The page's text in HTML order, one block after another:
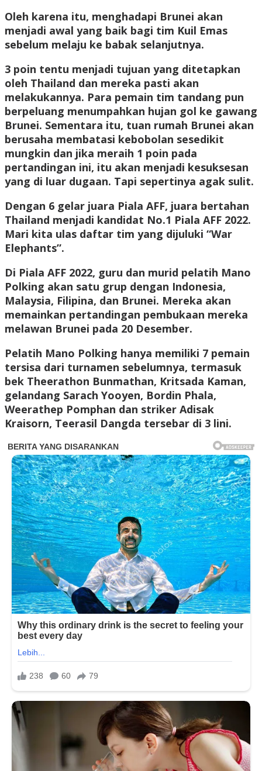
Oleh karena itu, menghadapi Brunei akan
menjadi awal yang baik bagi tim Kuil Emas
sebelum melaju ke babak selanjutnya.
3 poin tentu menjadi tujuan yang ditetapkan
oleh Thailand dan mereka pasti akan
melakukannya. Para pemain tim tandang pun
berpeluang menumpahkan hujan gol ke gawang
Brunei. Sementara itu, tuan rumah Brunei akan
berusaha membatasi kebobolan sesedikit
mungkin dan jika meraih 1 poin pada
pertandingan ini, itu akan menjadi kesuksesan
yang di luar dugaan. Tapi sepertinya agak sulit.
Dengan 6 gelar juara Piala AFF, juara bertahan
Thailand menjadi kandidat No.1 Piala AFF 2022.
Mari kita ulas daftar tim yang dijuluki “War
Elephants”.
Di Piala AFF 2022, guru dan murid pelatih Mano
Polking akan satu grup dengan Indonesia,
Malaysia, Filipina, dan Brunei. Mereka akan
memainkan pertandingan pembukaan mereka
melawan Brunei pada 20 Desember.
Pelatih Mano Polking hanya memiliki 7 pemain
tersisa dari turnamen sebelumnya, termasuk
bek Theerathon Bunmathan, Kritsada Kaman,
gelandang Sarach Yooyen, Bordin Phala,
Weerathep Pomphan dan striker Adisak
Kraisorn, Teerasil Dangda tersebar di 3 lini.